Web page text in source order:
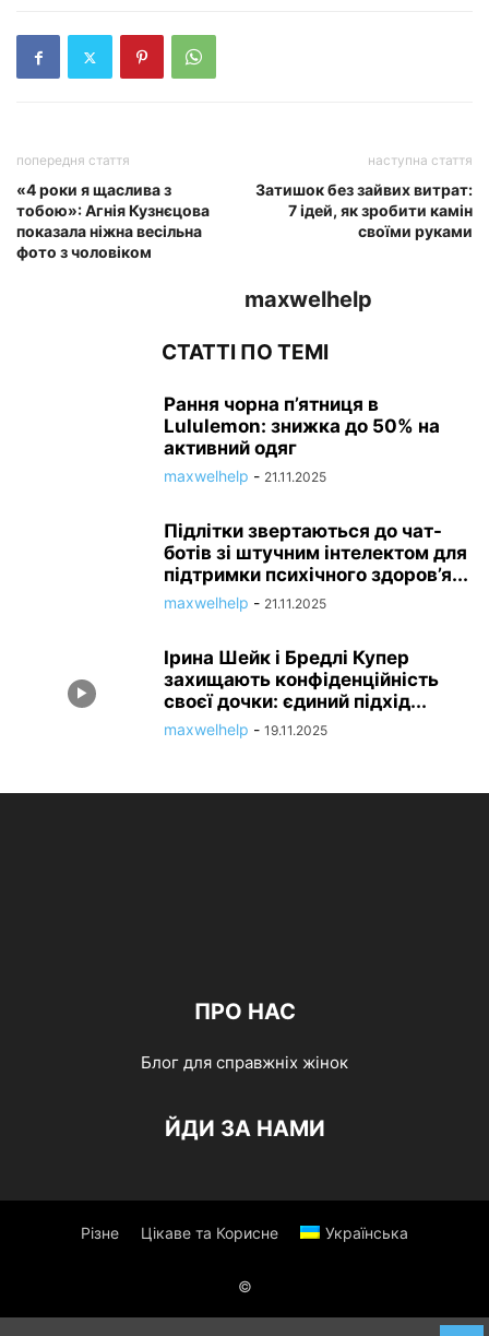
попередня стаття
«4 роки я щаслива з
тобою»: Агнія Кузнєцова
показала ніжна весільна
фото з чоловіком
наступна стаття
Затишок без зайвих витрат:
7 ідей, як зробити камін
своїми руками
maxwelhelp
СТАТТІ ПО ТЕМІ
Рання чорна п’ятниця в
Lululemon: знижка до 50% на
активний одяг
maxwelhelp - 21.11.2025
Підлітки звертаються до чат-
ботів зі штучним інтелектом для
підтримки психічного здоров’я...
maxwelhelp - 21.11.2025
Ірина Шейк і Бредлі Купер
захищають конфіденційність
своєї дочки: єдиний підхід...
maxwelhelp - 19.11.2025
ПРО НАС
Блог для справжніх жінок
ЙДИ ЗА НАМИ
Різне Цікаве та Корисне Українська
©